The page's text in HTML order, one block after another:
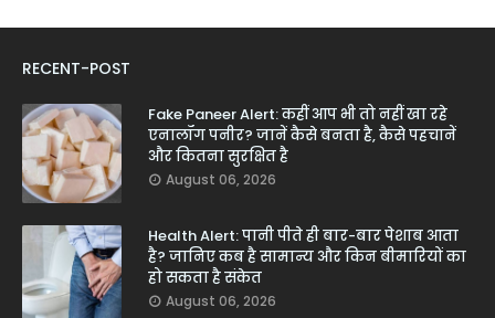
RECENT-POST
Fake Paneer Alert: कहीं आप भी तो नहीं खा रहे
एनालॉग पनीर? जानें कैसे बनता है, कैसे पहचानें
और कितना सुरक्षित है
August 06, 2026
Health Alert: पानी पीते ही बार-बार पेशाब आता
है? जानिए कब है सामान्य और किन बीमारियों का
हो सकता है संकेत
August 06, 2026